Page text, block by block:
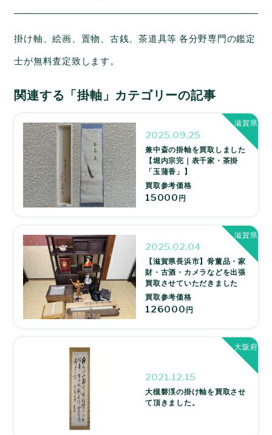
掛け軸、絵画、置物、古銭、茶道具等 各分野専門の鑑定
士が無料査定致します。
関連する「掛軸」カテゴリーの記事
2025.09.25
兼中斎の掛軸を買取しました
【堀内宗完｜表千家・茶掛
「玉蒲香」】
買取参考価格
15000 円
滋賀県
2025.02.04
【滋賀県長浜市】骨董品・家
財・古酒・カメラなどを出張
買取させていただきました
買取参考価格
126000 円
滋賀県
2021.12.15
大槻磐渓の掛け軸を買取させ
て頂きました。
大阪府